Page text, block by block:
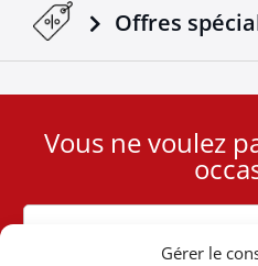
Gérer le
Offres
User
Cookie
Vous ne voulez